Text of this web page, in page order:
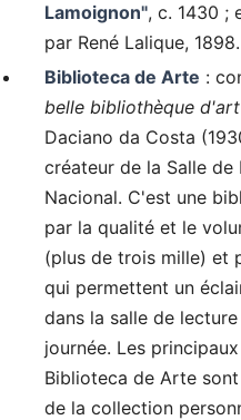
Lamoignon", c. 1430 ;
par René Lalique, 1898.
Biblioteca de Arte :
belle bibliothèque
Daciano da Costa
créateur de la Salle
Nacional. C'est une
par la qualité et le
(plus de trois mille) et
qui permettent un
dans la salle de
journée. Les
Biblioteca de Arte
de la collection